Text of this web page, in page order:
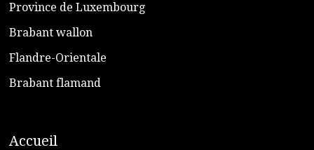
​Province de Luxembourg
​Brabant wallon
​Flandre-Orientale
​Brabant flamand
Accueil